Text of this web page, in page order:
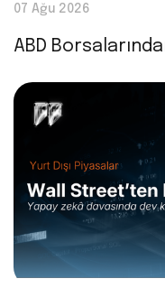
07 Ağu 2026
ABD